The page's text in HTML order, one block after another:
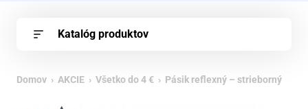
Katalóg produktov
Domov › AKCIE › Všetko do 4 € › Pásik reflexný – strieborný